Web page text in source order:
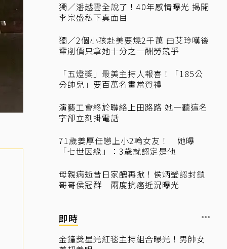
獨／潘越雲全說了！40年感情曝光 揭開
李宗盛私下真面目
獨／2個小孩赴美要燒2千萬 曲艾玲嘆後
輩削價只拿她十分之一酬勞競爭
「五燈獎」最美主持人報喜！「185公
分帥兒」要百萬名畫當賀禮
演藝工會終於聯絡上田路路 她一聽這名
字卻立刻掛電話
71歲姜厚任戀上小2輪女友！ 她曝
「七世因緣」：3歲就認定是他
母親病逝昔日家醜再掀！侯炳瑩認封鎖
哥哥侯冠群 兩度抗癌近況曝光
即時
金鐘獎星光紅毯主持組合曝光！男帥女